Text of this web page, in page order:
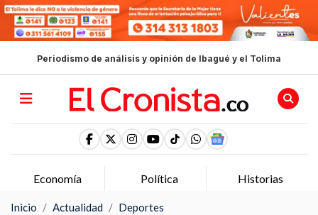
Periodismo de análisis y opinión de Ibagué y el Tolima
Economía Política Historias
Inicio Actualidad
Deportes